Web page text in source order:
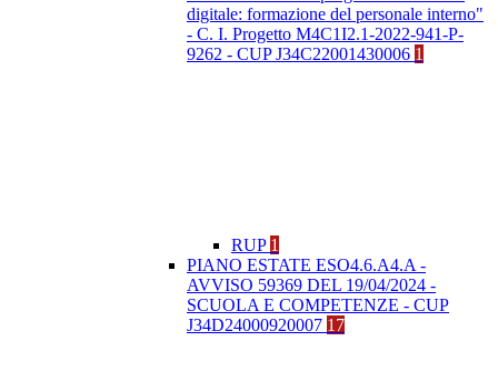
digitale: formazione del personale interno"
- C. I. Progetto M4C1I2.1-2022-941-P-
9262 - CUP J34C22001430006 1
RUP 1
PIANO ESTATE ESO4.6.A4.A -
AVVISO 59369 DEL 19/04/2024 -
SCUOLA E COMPETENZE - CUP
J34D24000920007 17